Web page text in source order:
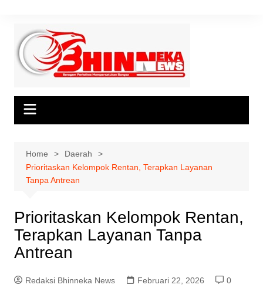
content
Home
Daerah
Prioritaskan Kelompok Rentan, Terapkan Layanan
Tanpa Antrean
Prioritaskan Kelompok Rentan,
Terapkan Layanan Tanpa
Antrean
Redaksi Bhinneka News Februari 22, 2026
0